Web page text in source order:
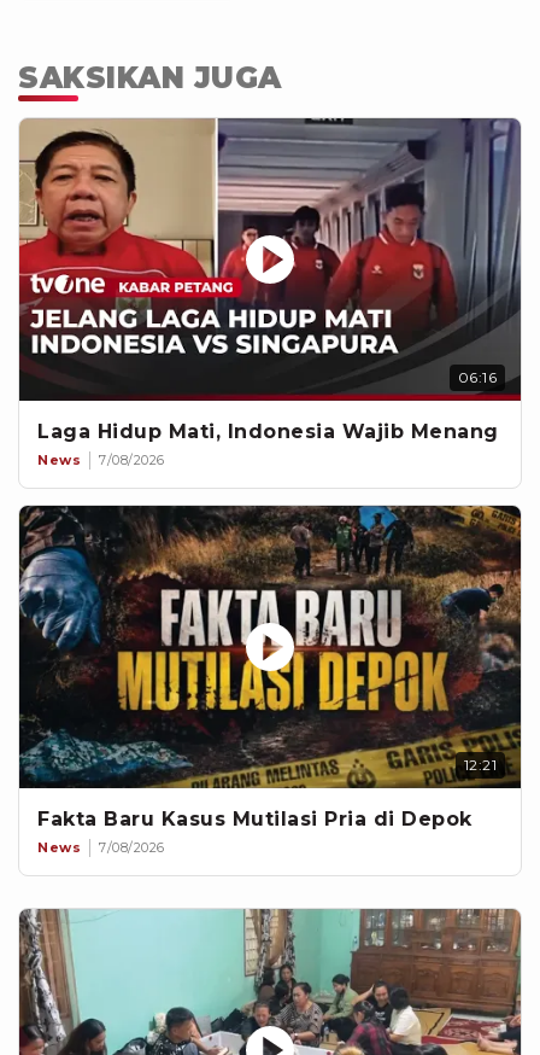
SAKSIKAN JUGA
06:16
Laga Hidup Mati, Indonesia Wajib Menang
News 7/08/2026
12:21
Fakta Baru Kasus Mutilasi Pria di Depok
News 7/08/2026